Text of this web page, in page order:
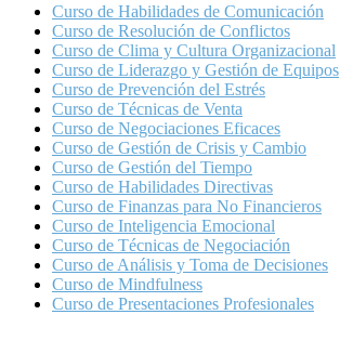
Curso de Habilidades de Comunicación
Curso de Resolución de Conflictos
Curso de Clima y Cultura Organizacional
Curso de Liderazgo y Gestión de Equipos
Curso de Prevención del Estrés
Curso de Técnicas de Venta
Curso de Negociaciones Eficaces
Curso de Gestión de Crisis y Cambio
Curso de Gestión del Tiempo
Curso de Habilidades Directivas
Curso de Finanzas para No Financieros
Curso de Inteligencia Emocional
Curso de Técnicas de Negociación
Curso de Análisis y Toma de Decisiones
Curso de Mindfulness
Curso de Presentaciones Profesionales